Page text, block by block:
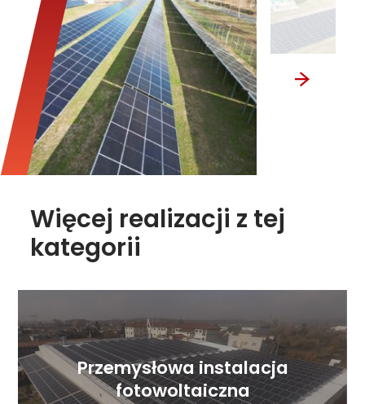
Więcej realizacji z tej
kategorii
Przemysłowa instalacja
fotowoltaiczna